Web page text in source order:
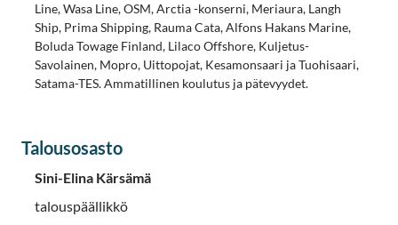
Line, Wasa Line, OSM, Arctia -konserni, Meriaura, Langh
Ship, Prima Shipping, Rauma Cata, Alfons Hakans Marine,
Boluda Towage Finland, Lilaco Offshore, Kuljetus-
Savolainen, Mopro, Uittopojat, Kesamonsaari ja Tuohisaari,
Satama-TES. Ammatillinen koulutus ja pätevyydet.
Talousosasto
Sini-Elina Kärsämä
talouspäällikkö